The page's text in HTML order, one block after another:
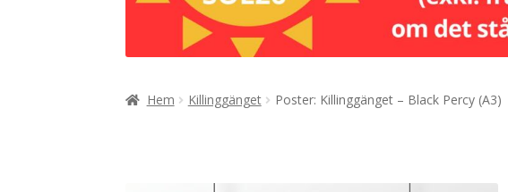
Hem Killinggänget Poster: Killinggänget – Black Percy (A3)